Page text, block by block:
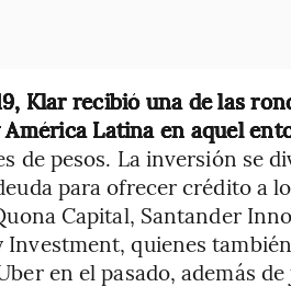
Klar recibió una de las
Latina en aquel
de pesos. La inversión se
para ofrecer crédito a
Capital, Santander
quienes
en el pasado, además